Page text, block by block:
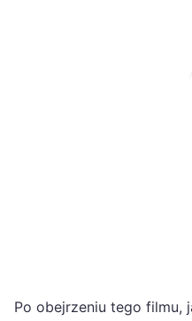
Po obejrzeniu tego filmu,